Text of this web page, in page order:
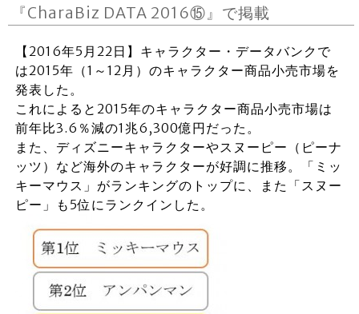
『CharaBiz DATA 2016⑮』で掲載
【2016年5月22日】キャラクター・データバンクで
は2015年（1～12月）のキャラクター商品小売市場を
発表した。
これによると2015年のキャラクター商品小売市場は
前年比3.6％減の1兆6,300億円だった。
また、ディズニーキャラクターやスヌーピー（ピーナ
ッツ）など海外のキャラクターが好調に推移。「ミッ
キーマウス」がランキングのトップに、また「スヌー
ピー」も5位にランクインした。